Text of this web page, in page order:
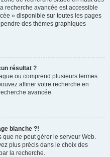
recherche avancée est accessible
» disponible sur toutes les pages
des thèmes graphiques
résultat ?
ou comprend plusieurs termes
affiner votre recherche en
avancée.
blanche ?!
ne peut gérer le serveur Web.
plus précis dans le choix des
la recherche.